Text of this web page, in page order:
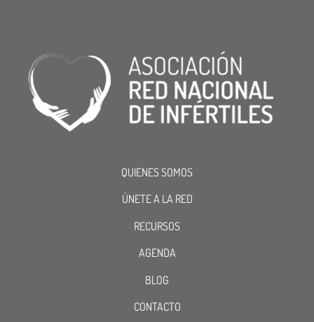
QUIENES SOMOS
ÚNETE A LA RED
RECURSOS
AGENDA
BLOG
CONTACTO